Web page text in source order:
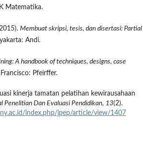
Matematika.
Membuat skripsi, tesis, dan disertasi: Partial
Andi.
A handbook of techniques, designs, case
Pfeirffer.
kinerja tamatan pelatihan kewirausahaan
Penelitian Dan Evaluasi Pendidikan, 13(2).
index.php/jpep/article/view/1407